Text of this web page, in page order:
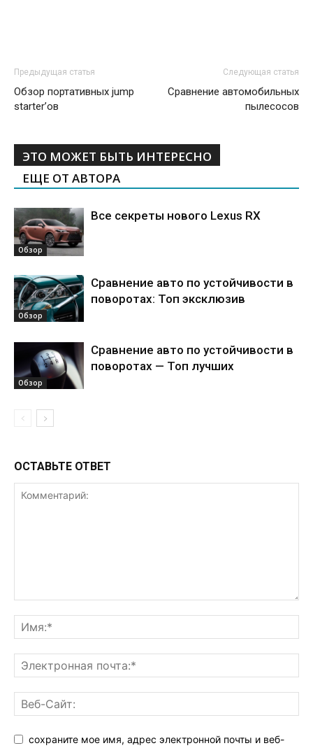
Предыдущая статья
Обзор портативных jump
starter’ов
Следующая статья
Сравнение автомобильных
пылесосов
ЭТО МОЖЕТ БЫТЬ ИНТЕРЕСНО
ЕЩЕ ОТ АВТОРА
Обзор
Все секреты нового Lexus RX
Обзор
Сравнение авто по устойчивости в
поворотах: Топ эксклюзив
Обзор
Сравнение авто по устойчивости в
поворотах — Топ лучших
ОСТАВЬТЕ ОТВЕТ
сохраните мое имя, адрес электронной почты и веб-